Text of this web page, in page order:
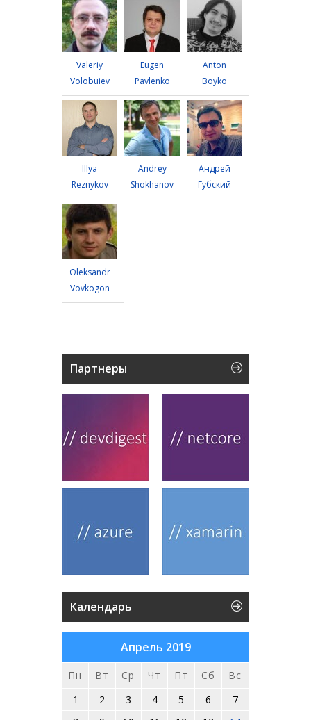
Valeriy
Volobuiev
Eugen
Pavlenko
Anton
Boyko
Illya
Reznykov
Andrey
Shokhanov
Андрей
Губский
Oleksandr
Vovkogon
Партнеры
Календарь
Апрель 2019
Пн Вт Ср Чт Пт Сб
Вс
1
2 3 4 5 6
7